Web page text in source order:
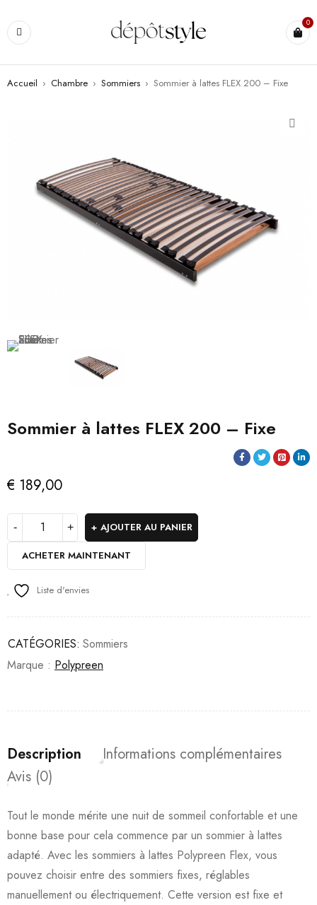
0
Accueil › Chambre › Sommiers › Sommier à lattes FLEX 200 – Fixe
Sommier à lattes FLEX 200 – Fixe
€ 189,00
AJOUTER AU PANIER
ACHETER MAINTENANT
Liste d'envies
CATÉGORIES: Sommiers
Marque : Polypreen
Description
Informations complémentaires
Avis (0)
Tout le monde mérite une nuit de sommeil confortable et une
bonne base pour cela commence par un sommier à lattes
adapté. Avec les sommiers à lattes Polypreen Flex, vous
pouvez choisir entre des sommiers fixes, réglables
manuellement ou électriquement. Cette version est fixe et